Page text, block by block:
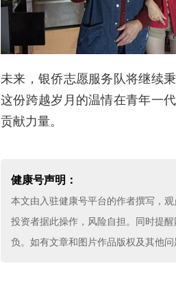
未来，银侨志愿服务队将继续
这份跨越岁月的温情在青年一
贡献力量。
健康号声明：
本文由入驻健康号平台的作者撰写，
投资者据此操作，风险自担。同时提
负。如有文章和图片作品版权及其他